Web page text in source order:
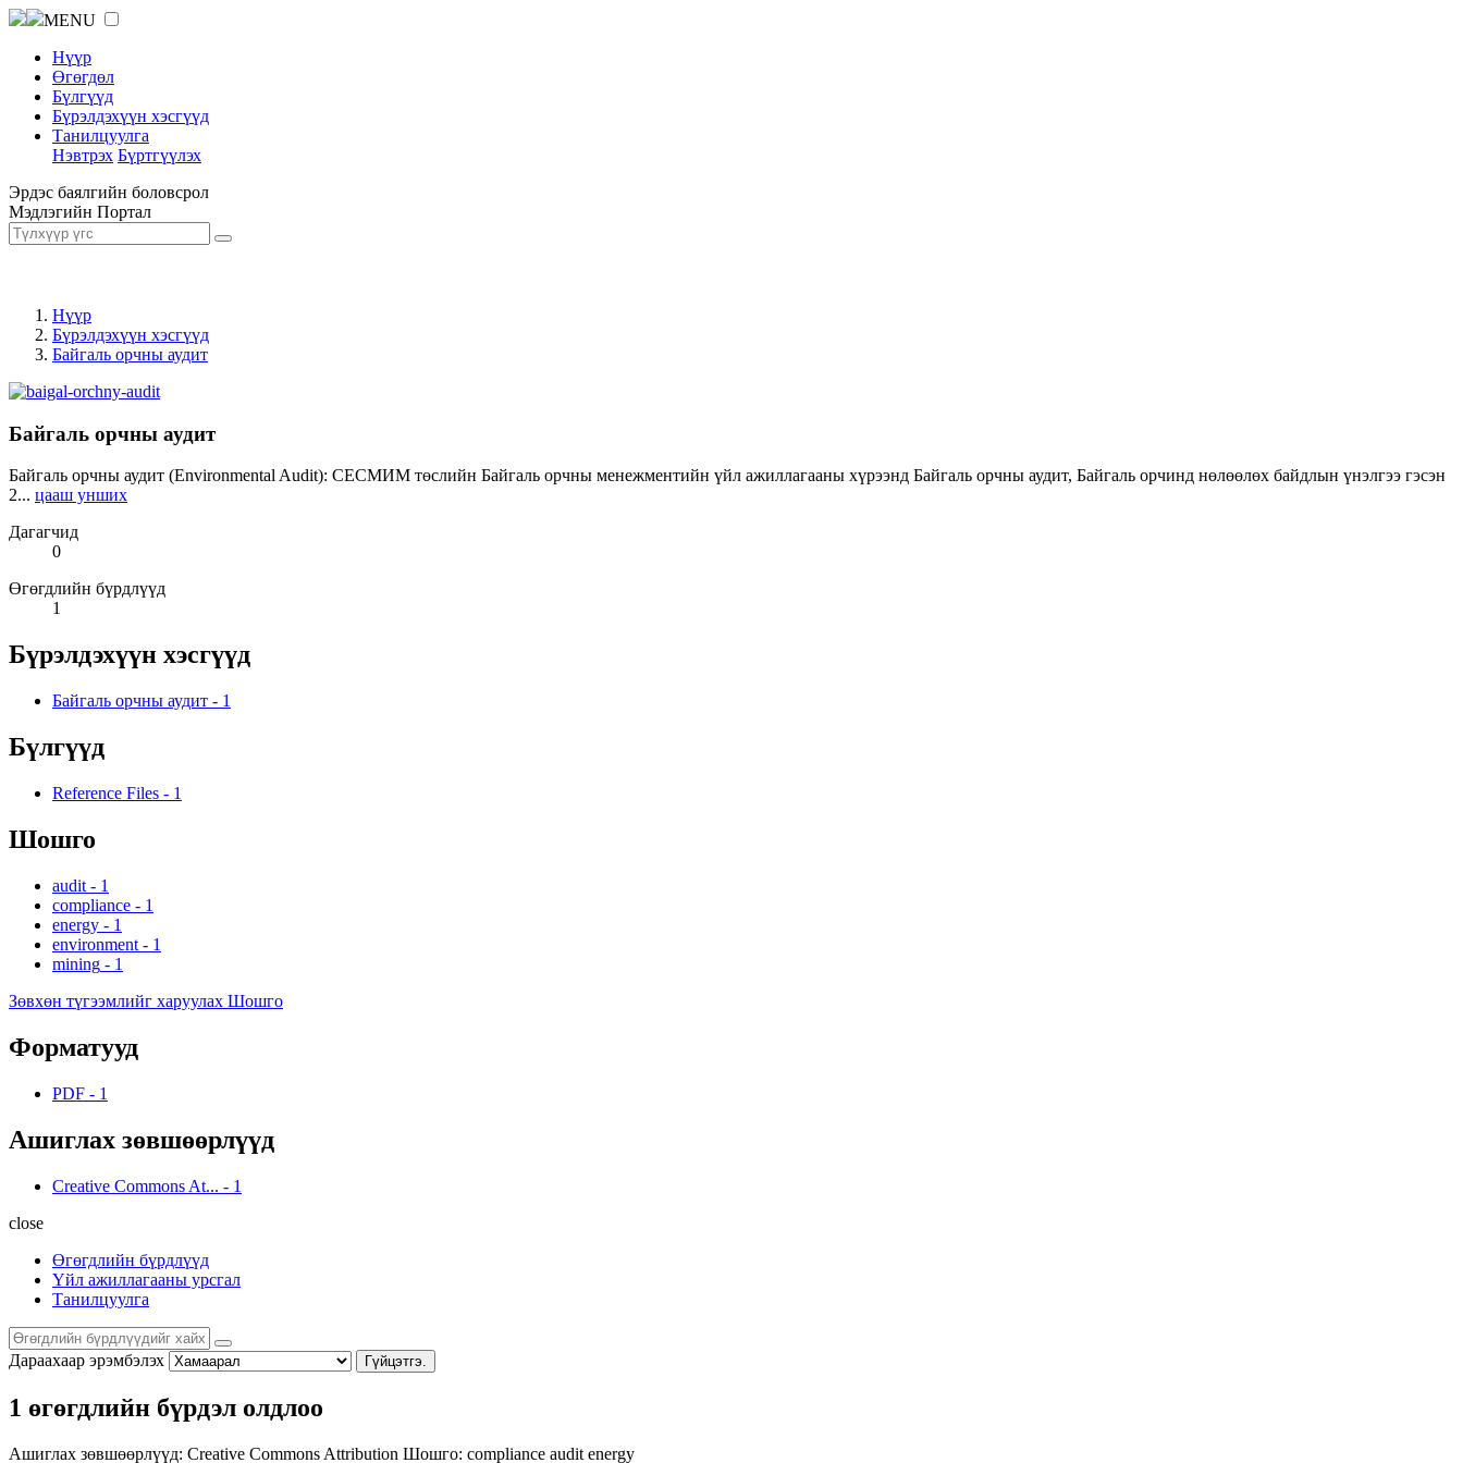
MENU
Нүүр
Өгөгдөл
Бүлгүүд
Бүрэлдэхүүн хэсгүүд
Танилцуулга
Нэвтрэх Бүртгүүлэх
Эрдэс баялгийн боловсрол
Мэдлэгийн Портал
Нүүр
Бүрэлдэхүүн хэсгүүд
Байгаль орчны аудит
Байгаль орчны аудит
Байгаль орчны аудит (Environmental Audit): СЕСМИМ төслийн Байгаль орчны менежментийн үйл ажиллагааны хүрээнд Байгаль орчны аудит, Байгаль орчинд нөлөөлөх байдлын үнэлгээ гэсэн
2... цааш унших
Дагагчид
0
Өгөгдлийн бүрдлүүд
1
Бүрэлдэхүүн хэсгүүд
Байгаль орчны аудит - 1
Бүлгүүд
Reference Files - 1
Шошго
audit - 1
compliance - 1
energy - 1
environment - 1
mining - 1
Зөвхөн түгээмлийг харуулах Шошго
Форматууд
PDF - 1
Ашиглах зөвшөөрлүүд
Creative Commons At... - 1
close
Өгөгдлийн бүрдлүүд
Үйл ажиллагааны урсгал
Танилцуулга
Дараахаар эрэмбэлэх Гүйцэтгэ.
1 өгөгдлийн бүрдэл олдлоо
Ашиглах зөвшөөрлүүд: Creative Commons Attribution Шошго: compliance audit energy